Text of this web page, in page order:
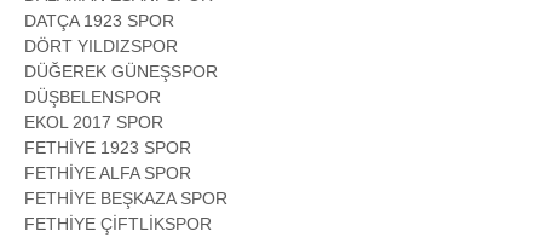
DATÇA 1923 SPOR
DÖRT YILDIZSPOR
DÜĞEREK GÜNEŞSPOR
DÜŞBELENSPOR
EKOL 2017 SPOR
FETHİYE 1923 SPOR
FETHİYE ALFA SPOR
FETHİYE BEŞKAZA SPOR
FETHİYE ÇİFTLİKSPOR